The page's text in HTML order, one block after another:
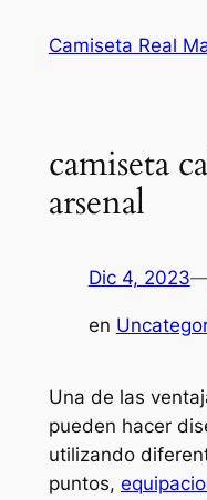
Camiseta Real
camiseta
arsenal
Dic 4, 2023
en
Una de las
pueden hacer
utilizando
puntos,